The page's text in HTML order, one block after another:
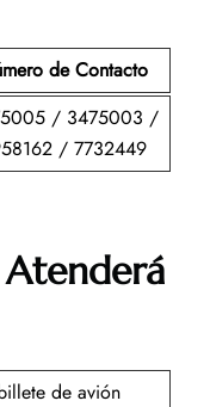
de Contacto
/ 3475003 /
/ 7732449
Atenderá
de avión